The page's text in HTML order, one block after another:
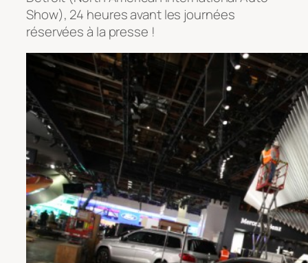
Show), 24 heures avant les journées
réservées à la presse !